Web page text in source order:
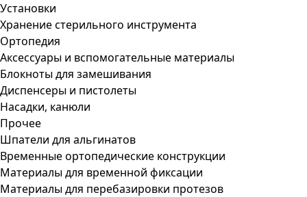
Установки
Хранение стерильного инструмента
Ортопедия
Аксессуары и вспомогательные материалы
Блокноты для замешивания
Диспенсеры и пистолеты
Насадки, канюли
Прочее
Шпатели для альгинатов
Временные ортопедические конструкции
Материалы для временной фиксации
Материалы для перебазировки протезов